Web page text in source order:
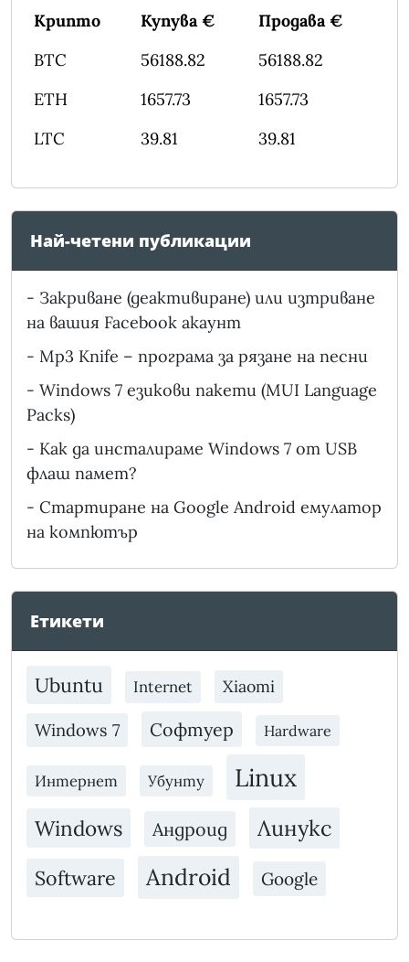
Крипто Купува €
Продава €
BTC
56188.82
56188.82
ETH
1657.73
1657.73
LTC
39.81 39.81
Най-четени публикации
- Закриване (деактивиране) или изтриване
на вашия Facebook акаунт
- Mp3 Knife – програма за рязане на песни
- Windows 7 езикови пакети (MUI Language
Packs)
- Как да инсталираме Windows 7 от USB
флаш памет?
- Стартиране на Google Android емулатор
на компютър
Етикети
Ubuntu Internet Xiaomi
Windows 7 Софтуер Hardware
Интернет Убунту Linux
Windows Андроид Линукс
Software Android Google